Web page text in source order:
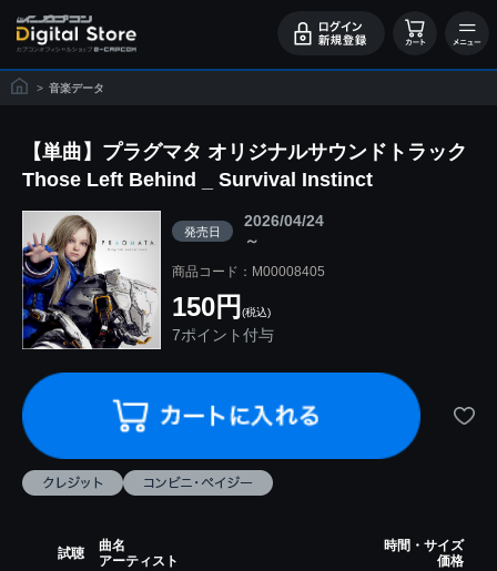
> 音楽データ
【単曲】プラグマタ オリジナルサウンドトラック
Those Left Behind _ Survival Instinct
発売日
2026/04/24
～
商品コード：M00008405
150円 (税込)
7ポイント付与
試聴
曲名
アーティスト
時間・サイズ
価格